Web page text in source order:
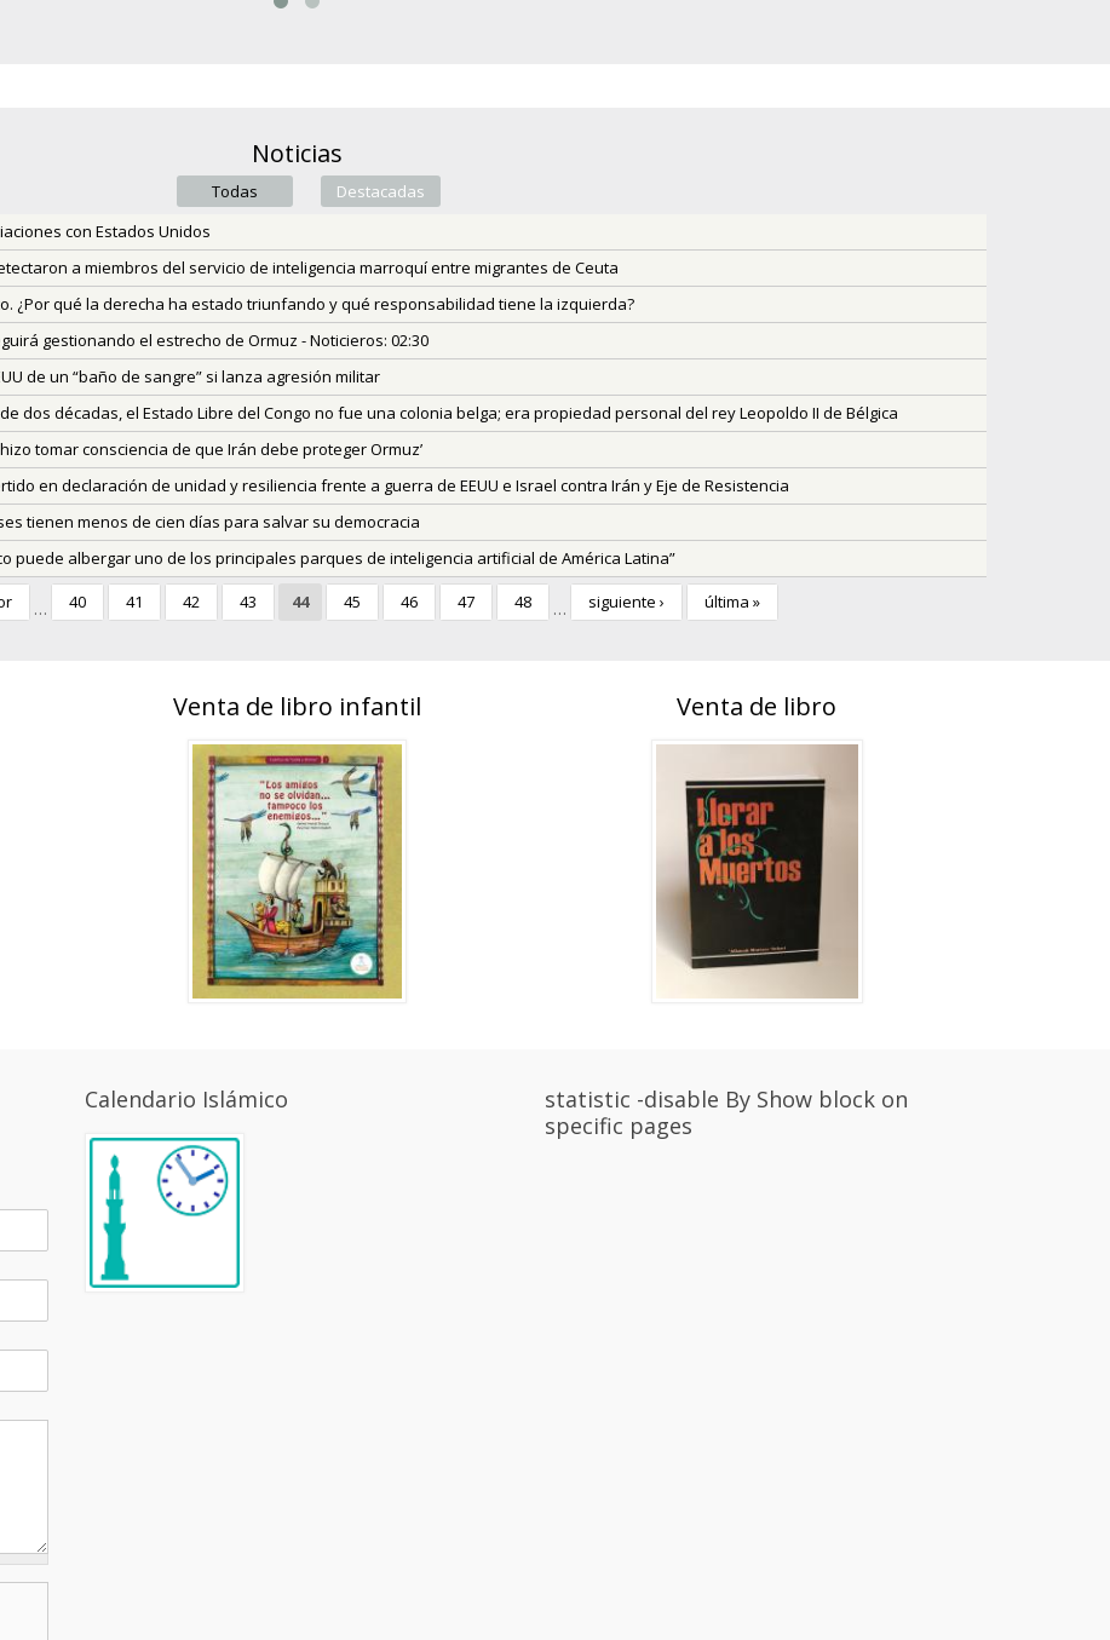
Noticias
Todas Destacadas
con Estados Unidos
a miembros del servicio de inteligencia marroquí entre migrantes de Ceuta
¿Por qué la derecha ha estado triunfando y qué responsabilidad tiene la izquierda?
gestionando el estrecho de Ormuz - Noticieros: 02:30
de un “baño de sangre” si lanza agresión militar
dos décadas, el Estado Libre del Congo no fue una colonia belga; era propiedad personal del rey Leopoldo II de Bélgica
hizo tomar consciencia de que Irán debe proteger Ormuz’
en declaración de unidad y resiliencia frente a guerra de EEUU e Israel contra Irán y Eje de Resistencia
tienen menos de cien días para salvar su democracia
puede albergar uno de los principales parques de inteligencia artificial de América Latina”
… 40 41 42 43 44 45 46 47 48 … siguiente › última »
Venta de libro infantil Venta de libro
Calendario Islámico
statistic -disable By Show block on
specific pages